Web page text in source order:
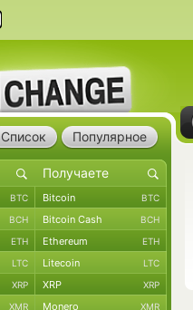
Список Популярное
BTC Bitcoin BTC
BCH Bitcoin Cash BCH
ETH Ethereum ETH
LTC Litecoin LTC
XRP XRP XRP
XMR Monero XMR